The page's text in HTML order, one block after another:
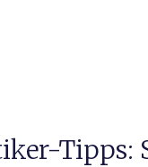
Tipps: